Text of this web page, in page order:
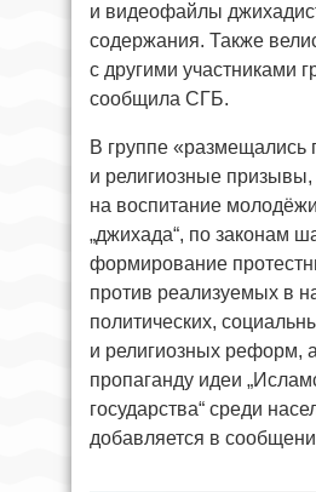
и видеофайлы
содержания. Также
с другими участниками
сообщила СГБ.
В группе «размещались
и религиозные
на воспитание
„джихада“, по законам
формирование
против реализуемых в
политических,
и религиозных реформ,
пропаганду идеи
государства“ среди
добавляется в